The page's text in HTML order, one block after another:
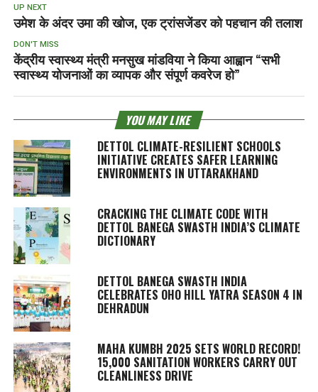
UP NEXT
उमेश के अंदर उमा की खोज, एक ट्रांसजेंडर को पहचान की तलाश
DON'T MISS
केंद्रीय स्वास्थ्य मंत्री मनसुख मांडविया ने किया आह्वान “सभी
स्वास्थ्य योजनाओं का व्यापक और संपूर्ण कवरेज हो”
YOU MAY LIKE
DETTOL CLIMATE-RESILIENT SCHOOLS
INITIATIVE CREATES SAFER LEARNING
ENVIRONMENTS IN UTTARAKHAND
CRACKING THE CLIMATE CODE WITH
DETTOL BANEGA SWASTH INDIA’S CLIMATE
DICTIONARY
DETTOL BANEGA SWASTH INDIA
CELEBRATES OHO HILL YATRA SEASON 4 IN
DEHRADUN
MAHA KUMBH 2025 SETS WORLD RECORD!
15,000 SANITATION WORKERS CARRY OUT
CLEANLINESS DRIVE